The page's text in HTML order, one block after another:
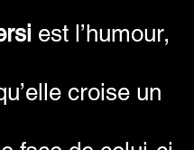
est l’humour,
croise un